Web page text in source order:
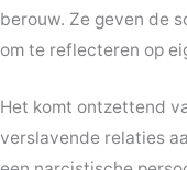
berouw. Ze geven de
om te reflecteren op
Het komt ontzettend
verslavende relaties